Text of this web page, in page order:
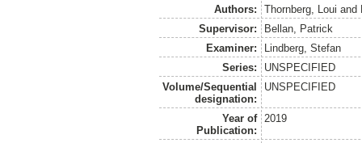
Authors:
Thornberg, Loui and
Supervisor:
Bellan, Patrick
Examiner:
Lindberg, Stefan
Series:
UNSPECIFIED
Volume/Sequential
designation:
UNSPECIFIED
Year of
Publication:
2019